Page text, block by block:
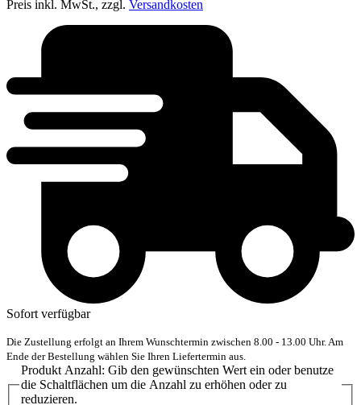
Preis inkl. MwSt., zzgl. Versandkosten
Sofort verfügbar
Die Zustellung erfolgt an Ihrem Wunschtermin zwischen 8.00 - 13.00 Uhr. Am
Ende der Bestellung wählen Sie Ihren Liefertermin aus.
Produkt Anzahl: Gib den gewünschten Wert ein oder benutze
die Schaltflächen um die Anzahl zu erhöhen oder zu
reduzieren.